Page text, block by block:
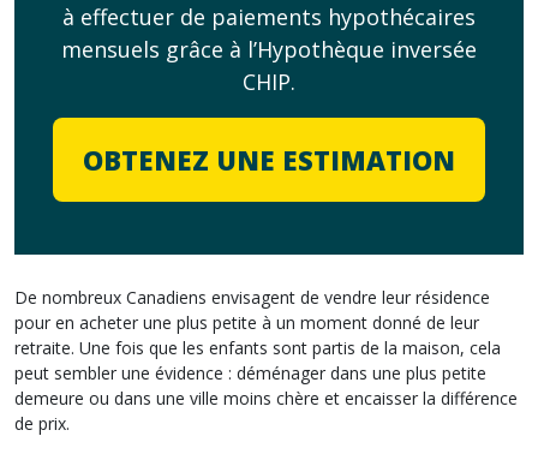
à effectuer de paiements hypothécaires
mensuels grâce à l’Hypothèque inversée
CHIP.
OBTENEZ UNE ESTIMATION
De nombreux Canadiens envisagent de vendre leur résidence
pour en acheter une plus petite à un moment donné de leur
retraite. Une fois que les enfants sont partis de la maison, cela
peut sembler une évidence : déménager dans une plus petite
demeure ou dans une ville moins chère et encaisser la différence
de prix.